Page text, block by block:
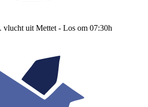
vlucht uit Mettet - Los om 07:30h